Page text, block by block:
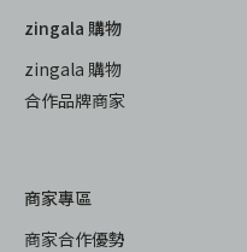
zingala 購物
zingala 購物
合作品牌商家
商家專區
商家合作優勢